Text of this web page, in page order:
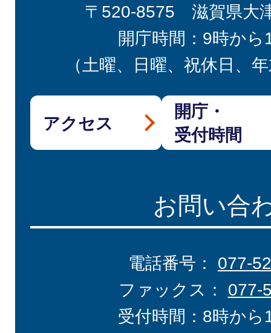
〒520-8575 滋賀県大
開庁時間：9時から
（土曜、日曜、祝休日、
アクセス
開庁・
受付時間
お問い合
電話番号： 077-
ファックス： 077-
受付時間：8時から